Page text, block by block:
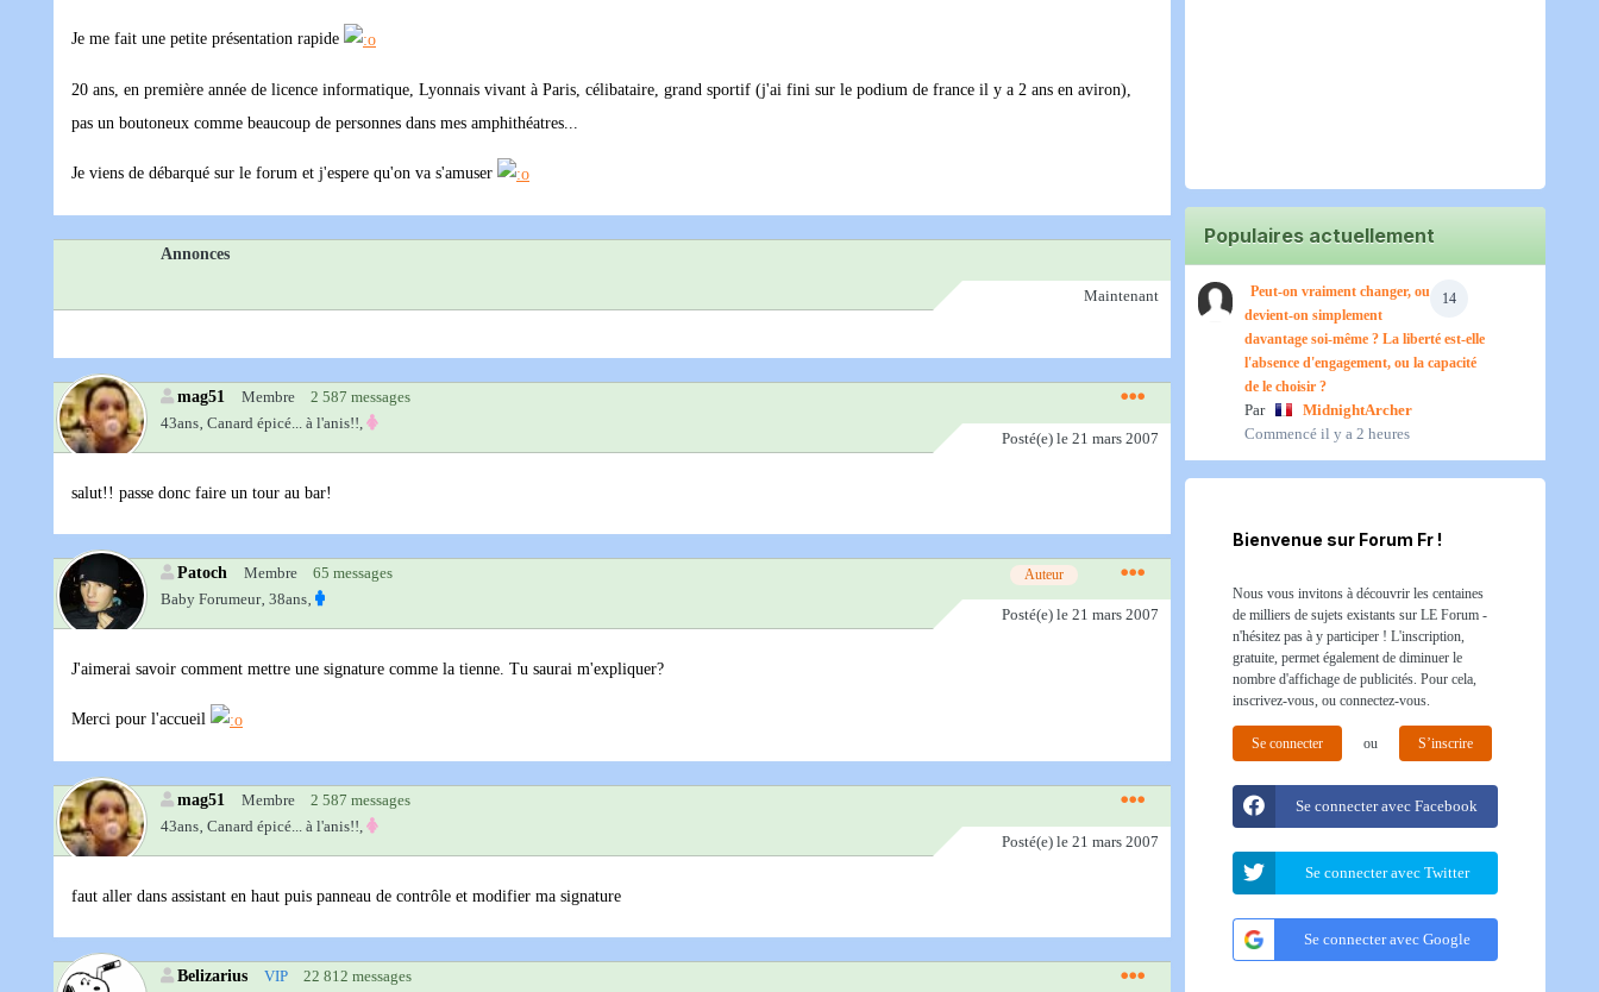
Je me fait une petite présentation rapide
20 ans, en première année de licence informatique, Lyonnais vivant à Paris, célibataire, grand sportif (j'ai fini sur le podium de france il y a 2 ans en aviron),
pas un boutoneux comme beaucoup de personnes dans mes amphithéatres...
Je viens de débarqué sur le forum et j'espere qu'on va s'amuser
Annonces
Maintenant
mag51 Membre
2 587 messages
43ans‚ Canard épicé... à l'anis!!,
Posté(e) le 21 mars 2007
salut!! passe donc faire un tour au bar!
Patoch Membre 65 messages Auteur
Baby Forumeur‚ 38ans‚
Posté(e) le 21 mars 2007
J'aimerai savoir comment mettre une signature comme la tienne. Tu saurai m'expliquer?
Merci pour l'accueil
mag51 Membre
2 587 messages
43ans‚ Canard épicé... à l'anis!!,
Posté(e) le 21 mars 2007
faut aller dans assistant en haut puis panneau de contrôle et modifier ma signature
Belizarius VIP
22 812 messages
Populaires actuellement
14
Peut-on vraiment changer, ou
devient-on simplement
davantage soi-même ? La liberté est-elle
l'absence d'engagement, ou la capacité
de le choisir ?
Par
MidnightArcher
Commencé il y a 2 heures
Bienvenue sur Forum Fr !
Nous vous invitons à découvrir les centaines
de milliers de sujets existants sur LE Forum -
n'hésitez pas à y participer ! L'inscription,
gratuite, permet également de diminuer le
nombre d'affichage de publicités. Pour cela,
inscrivez-vous, ou connectez-vous.
Se connecter ou S’inscrire
Se connecter avec Facebook
Se connecter avec Twitter
Se connecter avec Google